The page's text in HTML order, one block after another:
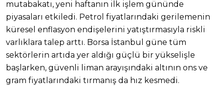
mutabakatı, yeni haftanın ilk işlem gününde
piyasaları etkiledi. Petrol fiyatlarındaki gerilemenin
küresel enflasyon endişelerini yatıştırmasıyla riskli
varlıklara talep arttı. Borsa İstanbul güne tüm
sektörlerin artıda yer aldığı güçlü bir yükselişle
başlarken, güvenli liman arayışındaki altının ons ve
gram fiyatlarındaki tırmanış da hız kesmedi.